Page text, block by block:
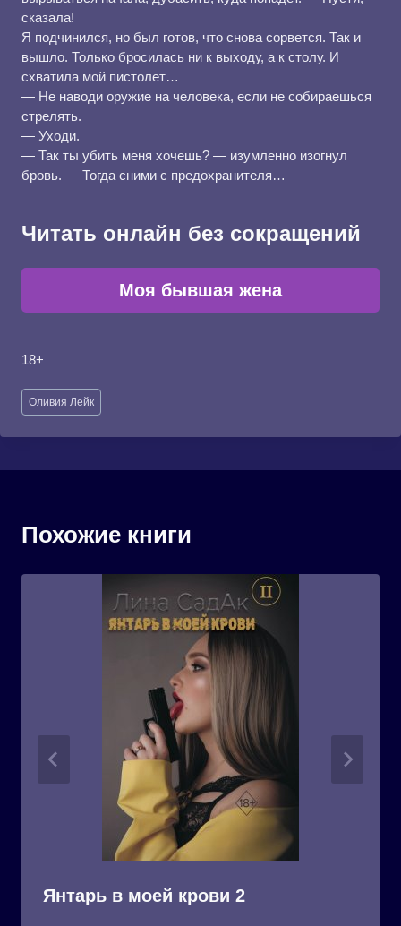
сказала!
Я подчинился, но был готов, что снова сорвется. Так и
вышло. Только бросилась ни к выходу, а к столу. И
схватила мой пистолет…
— Не наводи оружие на человека, если не собираешься
стрелять.
— Уходи.
— Так ты убить меня хочешь? — изумленно изогнул
бровь. — Тогда сними с предохранителя…
Читать онлайн без сокращений
Моя бывшая жена
18+
Метки
записи:
Оливия Лейк
Похожие книги
Янтарь в моей крови 2